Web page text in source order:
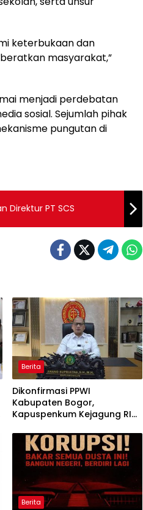
keterbukaan dan
masyarakat,”
menjadi perdebatan
sosial. Sejumlah pihak
pungutan di
Direktur PT SCS
Berita
Dikonfirmasi PPWI
Kabupaten Bogor,
Kapuspenkum Kejagung RI
Kabupaten Bogor Jalani
Pemeriksaan
Berita